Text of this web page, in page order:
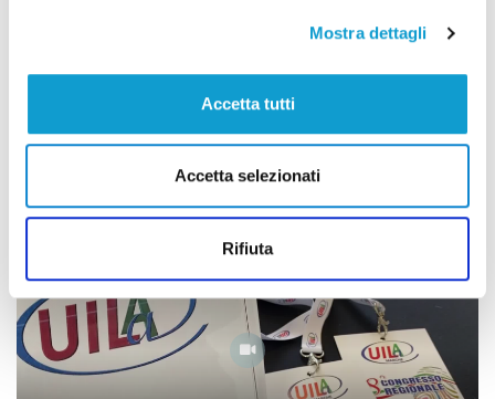
Mostra dettagli
Accetta tutti
Accetta selezionati
Rifiuta
Civitanova - Fuga ad alta velocità e tuffo
in mare per sfuggire alla polizia:
arrestato 24enne
di Pierluigi Dorotei